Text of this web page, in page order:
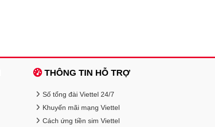
THÔNG TIN HỖ TRỢ
Số tổng đài Viettel 24/7
Khuyến mãi mạng Viettel
Cách ứng tiền sim Viettel